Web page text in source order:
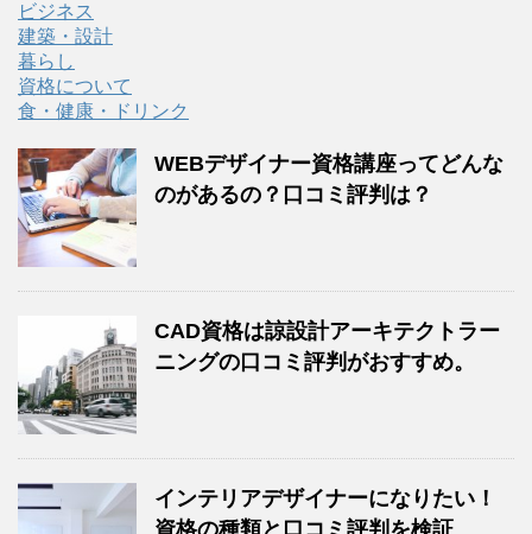
ビジネス
建築・設計
暮らし
資格について
食・健康・ドリンク
WEBデザイナー資格講座ってどんな
のがあるの？口コミ評判は？
CAD資格は諒設計アーキテクトラー
ニングの口コミ評判がおすすめ。
インテリアデザイナーになりたい！
資格の種類と口コミ評判を検証